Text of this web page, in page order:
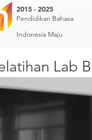
2015 - 2025
Pendidikan Bahasa
Indonesia Maju
Lab